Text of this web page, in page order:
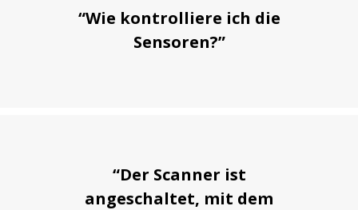
“Wie kontrolliere ich die
Sensoren?”
“Der Scanner ist
angeschaltet, mit dem